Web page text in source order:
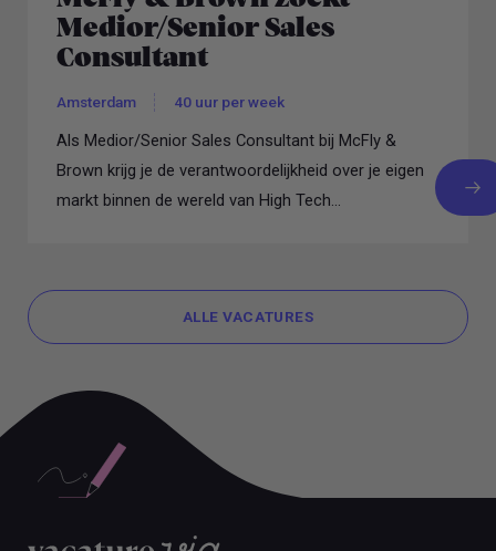
Medior/Senior Sales
Consultant
Amsterdam 40 uur per week
Als Medior/Senior Sales Consultant bij McFly &
Brown krijg je de verantwoordelijkheid over je eigen
markt binnen de wereld van High Tech...
ALLE VACATURES